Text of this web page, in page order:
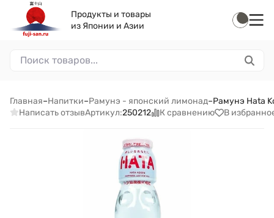
Продукты и товары
из Японии и Азии
Главная–Напитки–Рамунэ - японский лимонад–Рамунэ Hata
Написать отзывАртикул:250212 К сравнению В